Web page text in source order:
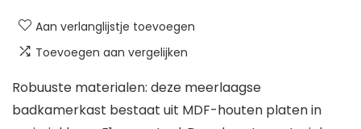
Aan verlanglijstje toevoegen
Toevoegen aan vergelijken
Robuuste materialen: deze meerlaagse
badkamerkast bestaat uit MDF-houten platen in